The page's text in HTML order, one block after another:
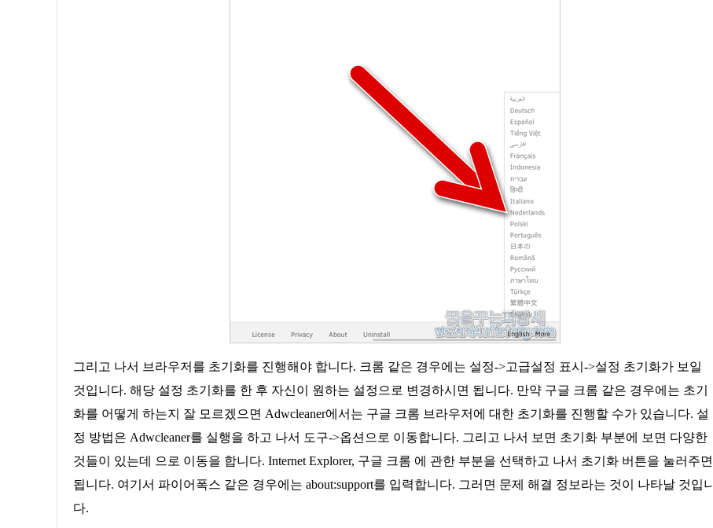
그리고 나서 브라우저를 초기화를 진행해야 합니다. 크롬 같은 경우에는 설정->고급설정 표시->설정 초기화가 보일
것입니다. 해당 설정 초기화를 한 후 자신이 원하는 설정으로 변경하시면 됩니다. 만약 구글 크롬 같은 경우에는 초기
화를 어떻게 하는지 잘 모르겠으면 Adwcleaner에서는 구글 크롬 브라우저에 대한 초기화를 진행할 수가 있습니다. 설
정 방법은 Adwcleaner를 실행을 하고 나서 도구->옵션으로 이동합니다. 그리고 나서 보면 초기화 부분에 보면 다양한
것들이 있는데 으로 이동을 합니다. Internet Explorer, 구글 크롬 에 관한 부분을 선택하고 나서 초기화 버튼을 눌러주면
됩니다. 여기서 파이어폭스 같은 경우에는 about:support를 입력합니다. 그러면 문제 해결 정보라는 것이 나타날 것입니
다.